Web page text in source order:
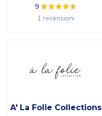
9
1 recensioni
A' La Folie Collections